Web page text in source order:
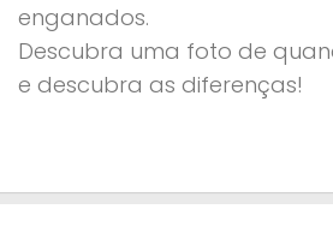
enganados.
Descubra uma foto de
e descubra as diferenças!